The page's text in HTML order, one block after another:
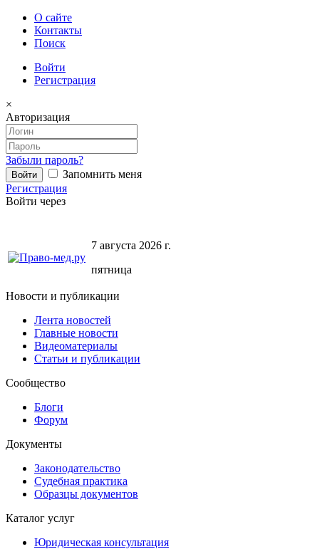
О сайте
Контакты
Поиск
Войти
Регистрация
×
Авторизация
Забыли пароль?
Запомнить меня
Регистрация
Войти через
7 августа 2026 г.
пятница
Новости и публикации
Лента новостей
Главные новости
Видеоматериалы
Статьи и публикации
Сообщество
Блоги
Форум
Документы
Законодательство
Судебная практика
Образцы документов
Каталог услуг
Юридическая консультация